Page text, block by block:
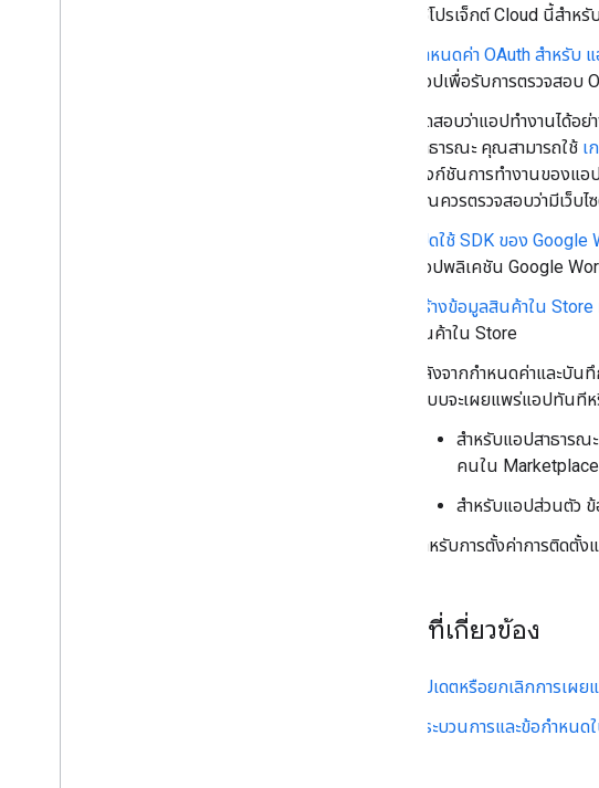
ใช้โปรเจ็กต์ Cloud นี้สำห
กำหนดค่า OAuth สำหรับ
แอปเพื่อรับการตรวจสอบ
ทดสอบว่าแอปทำงานได้อ
สาธารณะ คุณสามารถใช้ เ
ฟังก์ชันการทำงานของแ
คุณควรตรวจสอบว่ามีเว็บ
เปิดใช้ SDK ของ
แอปพลิเคชัน Google
สร้างข้อมูลสินค้าใน Store
สินค้าใน Store
หลังจากกำหนดค่าและบั
ระบบจะเผยแพร่แอปทัน
สำหรับแอปสาธารณ
คนใน
สำหรับแอปส่วนตัว
สำหรับการตั้งค่าการติดตั้ง
หัวข้อที่เกี่ยวข้อง
อัปเดตหรือยกเลิกการเ
กระบวนการและข้อกำหน